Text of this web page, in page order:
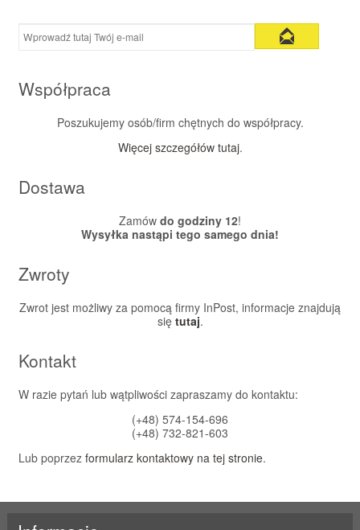
Współpraca
Poszukujemy osób/firm chętnych do współpracy.
Więcej szczegółów tutaj.
Dostawa
Zamów do godziny 12!
Wysyłka nastąpi tego samego dnia!
Zwroty
Zwrot jest możliwy za pomocą firmy InPost, informacje znajdują
się tutaj.
Kontakt
W razie pytań lub wątpliwości zapraszamy do kontaktu:
(+48) 574-154-696
(+48) 732-821-603
Lub poprzez formularz kontaktowy na tej stronie.